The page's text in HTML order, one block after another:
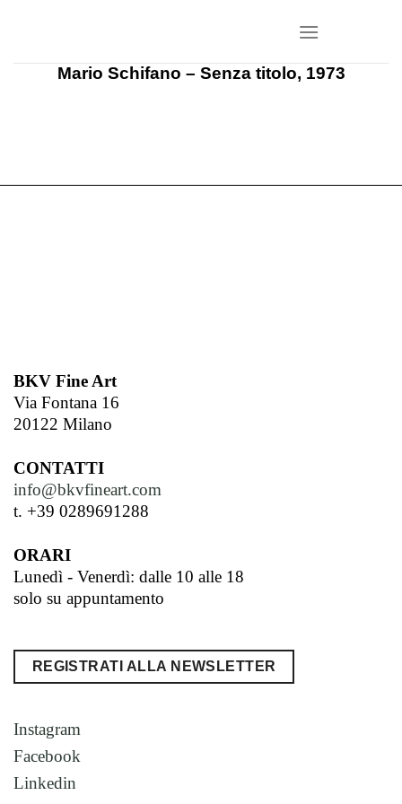
Mario Schifano – Senza titolo, 1973
BKV Fine Art
Via Fontana 16
20122 Milano
CONTATTI
info@bkvfineart.com
t. +39 0289691288
ORARI
Lunedì - Venerdì: dalle 10 alle 18
solo su appuntamento
REGISTRATI ALLA NEWSLETTER
Instagram
Facebook
Linkedin